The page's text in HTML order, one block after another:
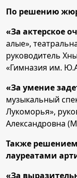
По решению
«За актерское
алые»,
руководитель
«Гимназия им.
«За умение
музыкальный
Лукоморья»,
Александровна
Также
лауреатами
«За